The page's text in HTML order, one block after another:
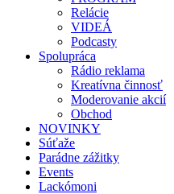
Relácie
VIDEÁ
Podcasty
Spolupráca
Rádio reklama
Kreatívna činnosť
Moderovanie akcií
Obchod
NOVINKY
Súťaže
Parádne zážitky
Events
Lackómoni